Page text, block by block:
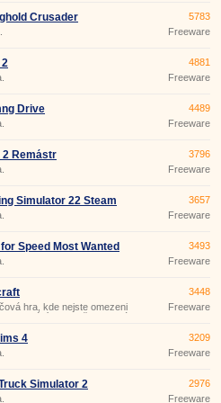
Crusader
5783
Freeware
2
4881
Freeware
Drive
4489
Freeware
2 Remástr
3796
Freeware
Simulator 22 Steam
3657
Freeware
Speed ​​Most Wanted
3493
Freeware
hra, kde nejste omezeni
jednáním a ani časem má
vyvíjí a nemá konec,
můžete pokračovat. Tuto
hrát single, nebo si
i fak
3448
Freeware
4
3209
Freeware
Simulator 2
2976
Freeware